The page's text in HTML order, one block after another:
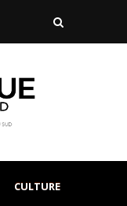
CULTURE